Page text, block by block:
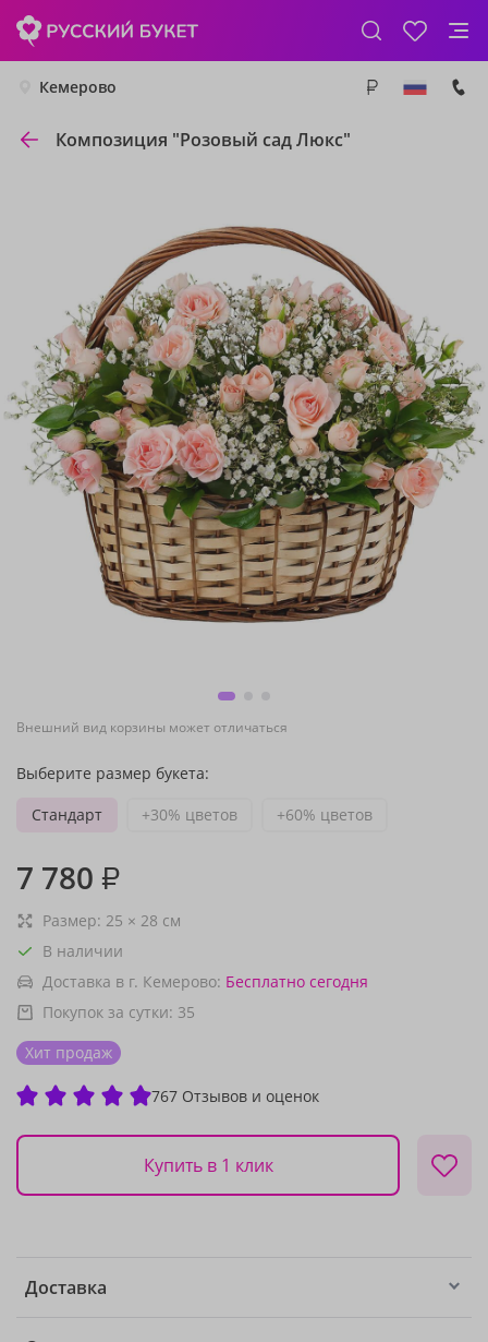
Кемерово
Композиция "Розовый сад Люкс"
Внешний вид корзины может отличаться
Выберите размер букета:
Стандарт
+30% цветов +60% цветов
7 780 ₽
Размер: 25 × 28 см
В наличии
Доставка в г. Кемерово: Бесплатно сегодня
Покупок за сутки: 35
Хит продаж
767 Отзывов и оценок
Купить в 1 клик
Доставка